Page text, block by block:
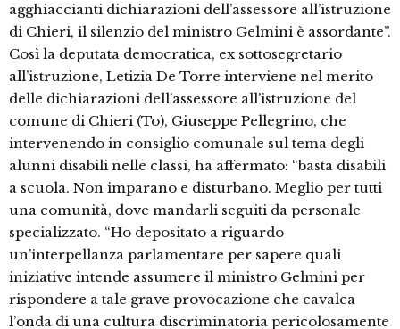
agghiaccianti dichiarazioni dell’assessore all’istruzione
di Chieri, il silenzio del ministro Gelmini è assordante”.
Così la deputata democratica, ex sottosegretario
all’istruzione, Letizia De Torre interviene nel merito
delle dichiarazioni dell’assessore all’istruzione del
comune di Chieri (To), Giuseppe Pellegrino, che
intervenendo in consiglio comunale sul tema degli
alunni disabili nelle classi, ha affermato: “basta disabili
a scuola. Non imparano e disturbano. Meglio per tutti
una comunità, dove mandarli seguiti da personale
specializzato. “Ho depositato a riguardo
un’interpellanza parlamentare per sapere quali
iniziative intende assumere il ministro Gelmini per
rispondere a tale grave provocazione che cavalca
l’onda di una cultura discriminatoria pericolosamente